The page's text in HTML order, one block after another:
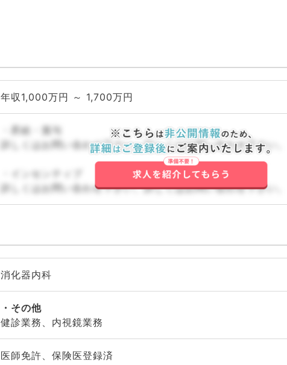
年収1,000万円 ～ 1,700万円
・昇給・賞与
詳しくはお問い合わせ下さい。詳しくはお問い合わせ下さい。
・インセンティブ
詳しくはお問い合わせ下さい。詳しくはお問い合わせ下さい。
消化器内科
その他
健診業務、内視鏡業務
医師免許、保険医登録済